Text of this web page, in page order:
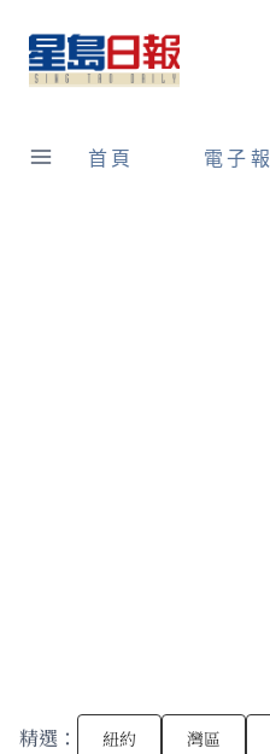
content
首頁 電子報
精選： 紐約 灣區